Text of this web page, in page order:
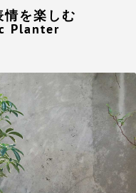
情を楽しむ
Planter